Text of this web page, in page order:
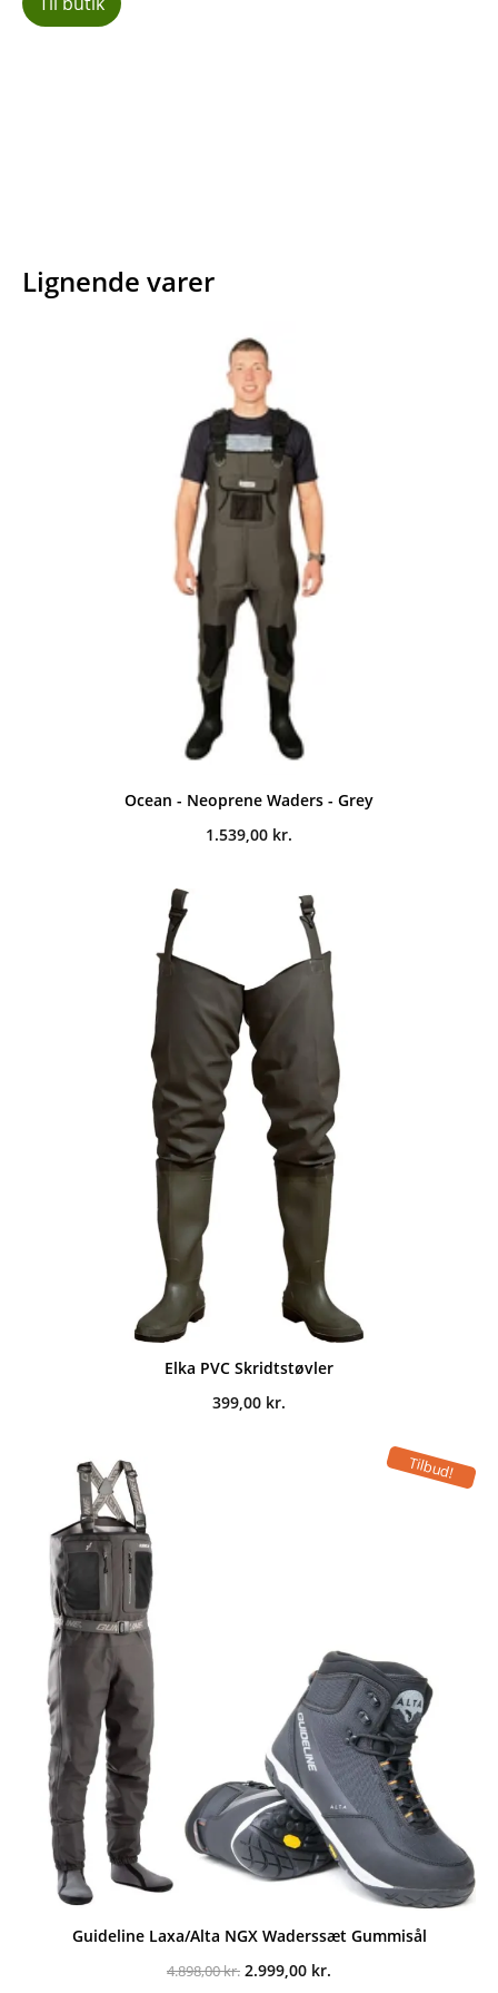
Lignende varer
Ocean - Neoprene Waders - Grey
1.539,00 kr.
Elka PVC Skridtstøvler
399,00 kr.
Tilbud!
Guideline Laxa/Alta NGX Waderssæt Gummisål
4.898,00kr. Den
2.999,00 kr.